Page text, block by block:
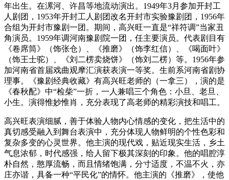
年出生。在漯河、许昌等地流动演出。1949年3月参加开封工
人剧团，1953年开封工人剧团改名开封市实验豫剧团，1956年
合组为开封市豫剧一团。期间，高兴旺一直是“祥符调”当家丑
角演员。1959年调河南豫剧院一团，任主要演员。代表剧目有
《卷席筒》（饰张仓）、《推磨》（饰李红信）、《喝面叶》
（饰王士驼）、《刘二楞卖烧饼》（饰刘二楞）等。1956年参
加河南省首届戏曲观摩汇演获表演一等奖。生前系河南省剧协
理事。《豫剧经典收藏》有高兴旺老师的（一拿三），演的是
《春秋配》中“检柴”一折，一人兼唱三个角色：小旦、老旦、
小生。演得惟妙惟肖，充分表现了高老师的精彩演技和唱工。
高兴旺表演细腻，善于体验人物内心情感的变化，把生活中的
真切感受融入到舞台表演中，充分体现人物鲜明的个性色彩和
复杂多变的心灵世界。他主演的现代戏，贴近现实生活，乡土
气息浓郁，时代感强，给人留下极其深刻的印象。他的唱腔淳
朴自然，憨厚流畅，而且情绪饱满，分寸适度，不温不火，亦
庄亦谐，具备一种“平民化”的情怀。他主演的《推磨》，使他